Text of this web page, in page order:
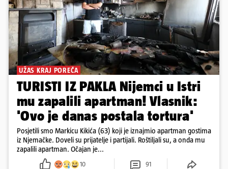
UŽAS KRAJ POREČA
TURISTI IZ PAKLA Nijemci u Istri
mu zapalili apartman! Vlasnik:
'Ovo je danas postala tortura'
Posjetili smo Markicu Kikića (63) koji je iznajmio apartman gostima
iz Njemačke. Doveli su prijatelje i partijali. Roštiljali su, a onda mu
zapalili apartman. Očajan je...
10 91